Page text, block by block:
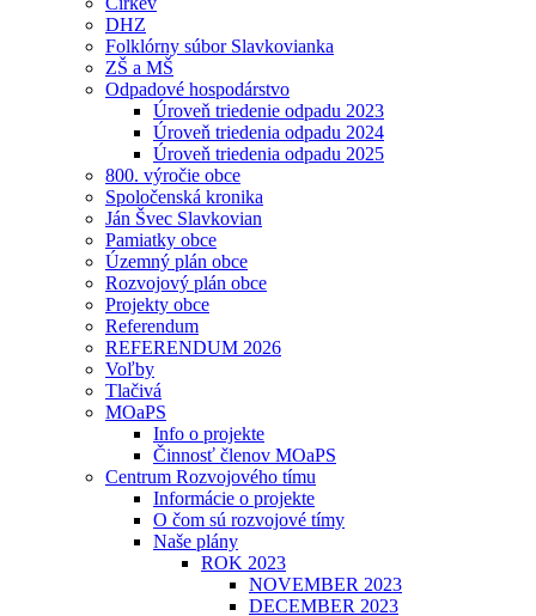
DHZ
Folklórny súbor Slavkovianka
ZŠ a MŠ
Odpadové hospodárstvo
Úroveň triedenie odpadu 2023
Úroveň triedenia odpadu 2024
Úroveň triedenia odpadu 2025
800. výročie obce
Spoločenská kronika
Ján Švec Slavkovian
Pamiatky obce
Územný plán obce
Rozvojový plán obce
Projekty obce
Referendum
REFERENDUM 2026
Voľby
Tlačivá
MOaPS
Info o projekte
Činnosť členov MOaPS
Centrum Rozvojového tímu
Informácie o projekte
O čom sú rozvojové tímy
Naše plány
ROK 2023
NOVEMBER 2023
DECEMBER 2023